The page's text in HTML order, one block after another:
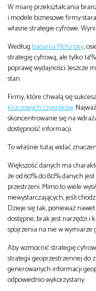
W miarę przekształcania
i modele biznesowe firmy
własne strategie cyfrowe.
Wedługbadania McKinsey,
strategię cyfrową, ale tylko
poprawę wydajności. Jeszcze
stan.
Firmy, które chwalą się
kluczowych czynników.
skoncentrowanie się na
dostępność informacji.
To właśnie tutaj widać
Większość danych ma
że od 60% do 80% danych
przestrzeni. Mimo to wiele
niewystarczających, jeśli
Dzieje się tak, ponieważ
dostępne, brak jest narzędzi i
spojrzenia na nie w wymiarze
Aby wzmocnić strategię
strategii geoprzestrzennej do
generowanych informacji
odpowiednio wykorzystany.